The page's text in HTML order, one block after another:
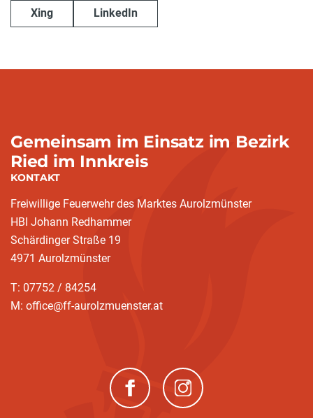
Xing LinkedIn
Gemeinsam im Einsatz im Bezirk
Ried im Innkreis
KONTAKT
Freiwillige Feuerwehr des Marktes Aurolzmünster
HBI Johann Redhammer
Schärdinger Straße 19
4971 Aurolzmünster
T: 07752 / 84254
M: office@ff-aurolzmuenster.at
(neues Fenster)(neues Fenster)